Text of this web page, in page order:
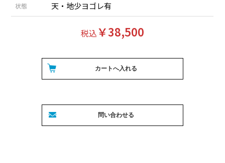
状態 天・地少ヨゴレ有
税込￥38,500